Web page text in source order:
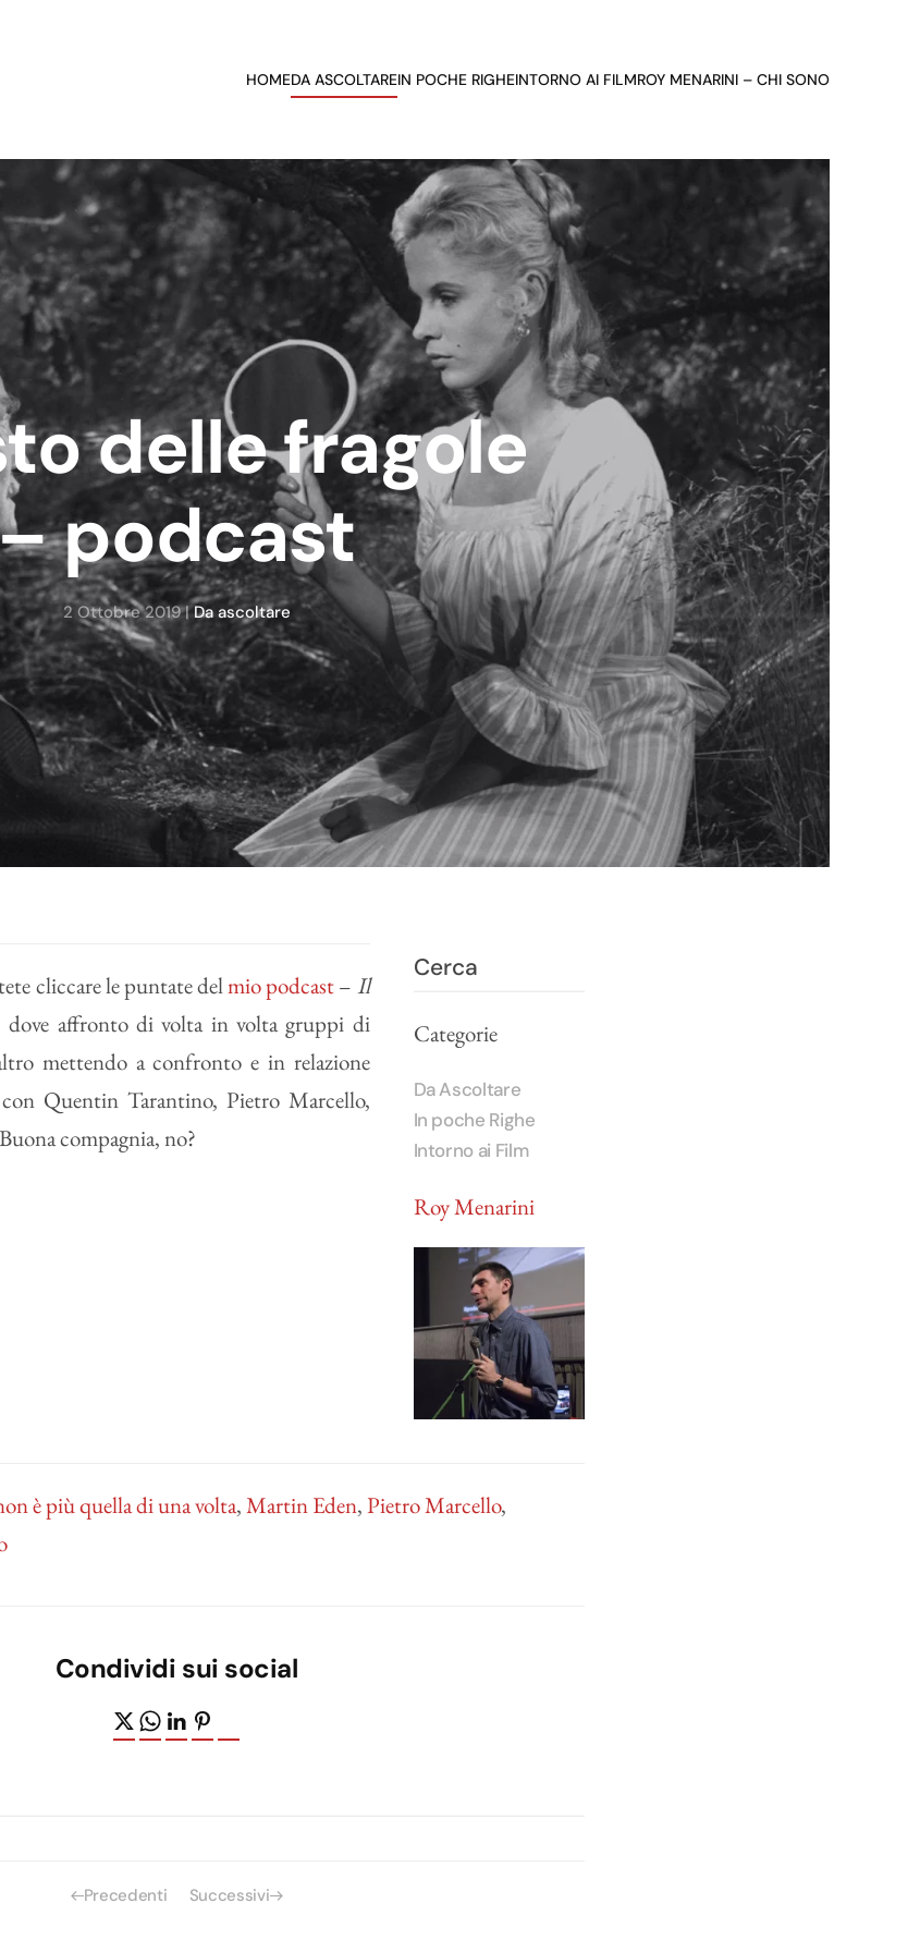
HOMEDA ASCOLTAREIN POCHE RIGHEINTORNO AI FILMROY MENARINI – CHI SONO
delle fragole
podcast
2 Ottobre 2019|Da ascoltare
cliccare le puntate delmio podcast– Il
dove affronto di volta in volta gruppi di
mettendo a confronto e in relazione
Quentin Tarantino, Pietro Marcello,
compagnia, no?
Categorie
Da Ascoltare
In poche Righe
Intorno ai Film
Roy Menarini
è più quella di una volta,Martin Eden,Pietro Marcello,
Condividi sui social
Precedenti Successivi